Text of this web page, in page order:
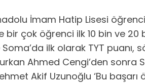
İmam Hatip Lisesi
bir çok öğrenci ilk 10 bin ve 20
ilk olarak TYT puanı,
Ahmed Cengi’den sonra
Akif Uzunoğlu ‘Bu